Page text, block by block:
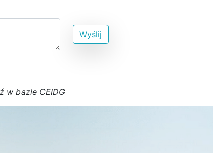
Wyślij
ź w bazie CEIDG